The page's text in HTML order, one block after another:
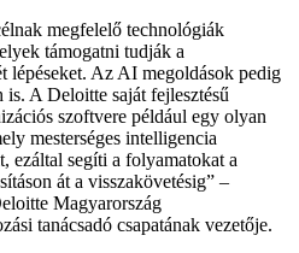
megfelelő technológiák
támogatni tudják a
lépéseket. Az AI megoldások pedig
is. A Deloitte saját fejlesztésű
szoftvere például egy olyan
mesterséges intelligencia
ezáltal segíti a folyamatokat a
át a visszakövetésig
–
Magyarország
tanácsadó csapatának vezetője.